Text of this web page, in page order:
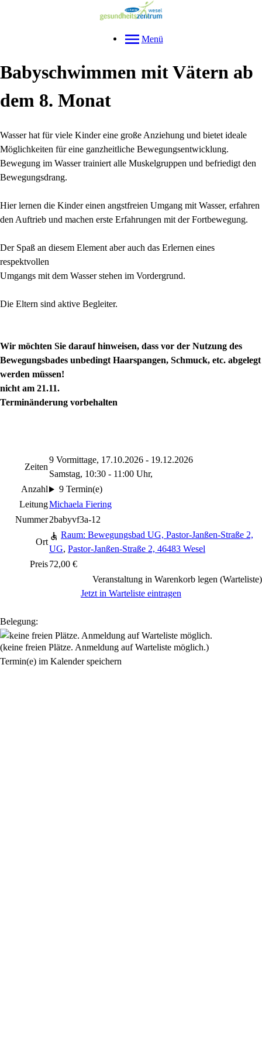
Menü
Babyschwimmen mit Vätern ab
dem 8. Monat
Wasser hat für viele Kinder eine große Anziehung und bietet ideale
Möglichkeiten für eine ganzheitliche Bewegungsentwicklung.
Bewegung im Wasser trainiert alle Muskelgruppen und befriedigt den
Bewegungsdrang.
Hier lernen die Kinder einen angstfreien Umgang mit Wasser, erfahren
den Auftrieb und machen erste Erfahrungen mit der Fortbewegung.
Der Spaß an diesem Element aber auch das Erlernen eines
respektvollen
Umgangs mit dem Wasser stehen im Vordergrund.
Die Eltern sind aktive Begleiter.
Wir möchten Sie darauf hinweisen, dass vor der Nutzung des
Bewegungsbades unbedingt Haarspangen, Schmuck, etc. abgelegt
werden müssen!
nicht am 21.11.
Terminänderung vorbehalten
Zeiten
9 Vormittage, 17.10.2026 - 19.12.2026
Samstag, 10:30 - 11:00 Uhr,
Anzahl
9 Termin(e)
LeitungMichaela Fiering
Nummer2babyvf3a-12
Ort
Raum: Bewegungsbad UG, Pastor-Janßen-Straße 2,
UG, Pastor-Janßen-Straße 2, 46483 Wesel
Preis72,00 €
Veranstaltung in Warenkorb legen (Warteliste)
Jetzt in Warteliste eintragen
Belegung:
(keine freien Plätze. Anmeldung auf Warteliste möglich.)
Termin(e) im Kalender speichern